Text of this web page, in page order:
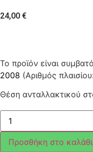
24,00 €
Το προϊόν είναι
2008 (Αριθμός πλαισίου:
Θέση ανταλλακτικού
ΜΟΥΤΣΟΥΝΑ
STALKER
NAKED
M.08
ποσότητα
Προσθήκη στο καλάθι